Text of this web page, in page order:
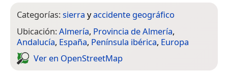
Categorías:sierra yaccidente geográfico
Ubicación:Almería, Provincia de Almería,
Andalucía, España, Península ibérica, Europa
Ver en Open­Street­Map